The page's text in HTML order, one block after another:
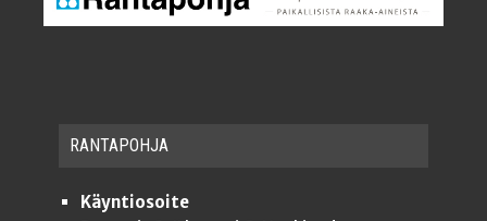
RAN­TA­POH­JA
Käyntiosoite